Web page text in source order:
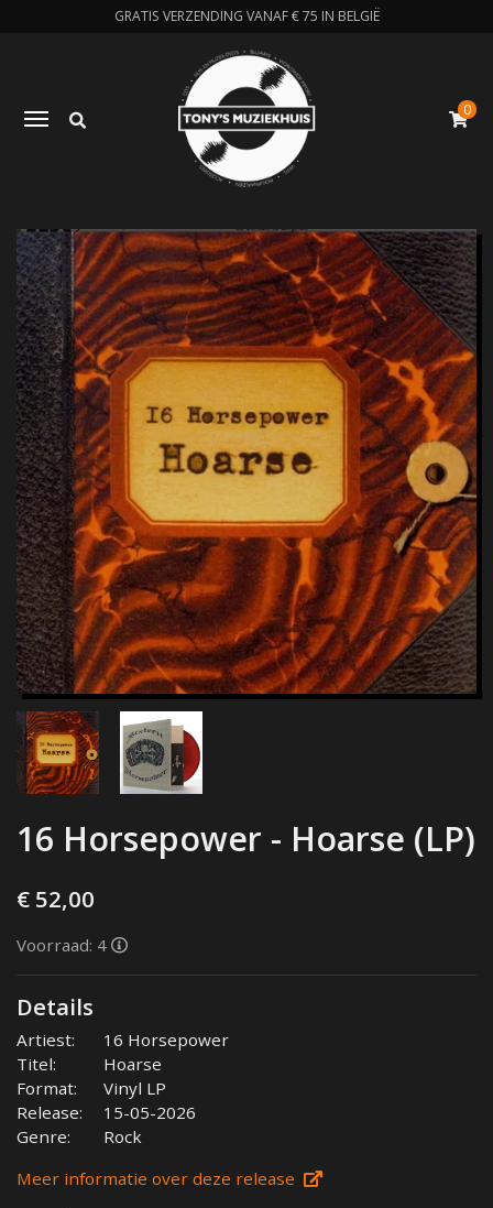
GRATIS VERZENDING VANAF € 75 IN BELGIË
Toggle navigation 0
16 Horsepower - Hoarse (LP)
€ 52,00
Voorraad: 4
Details
Artiest:
16 Horsepower
Titel:
Hoarse
Format:
Vinyl LP
Release:
15-05-2026
Genre:
Rock
Meer informatie over deze release